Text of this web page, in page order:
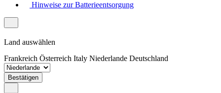
Hinweise zur Batterieentsorgung
Land auswählen
Frankreich Österreich Italy Niederlande Deutschland
Bestätigen